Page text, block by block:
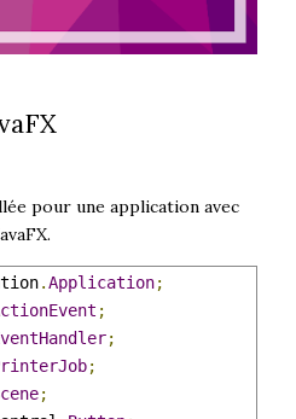
pour une application avec
.Application;
;
;
;
;